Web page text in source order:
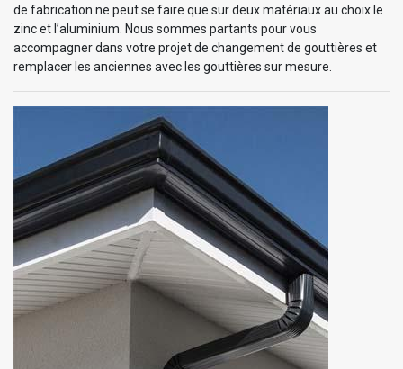
de fabrication ne peut se faire que sur deux matériaux au choix le
zinc et l’aluminium. Nous sommes partants pour vous
accompagner dans votre projet de changement de gouttières et
remplacer les anciennes avec les gouttières sur mesure.